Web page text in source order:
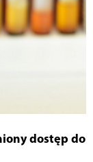
dostęp do